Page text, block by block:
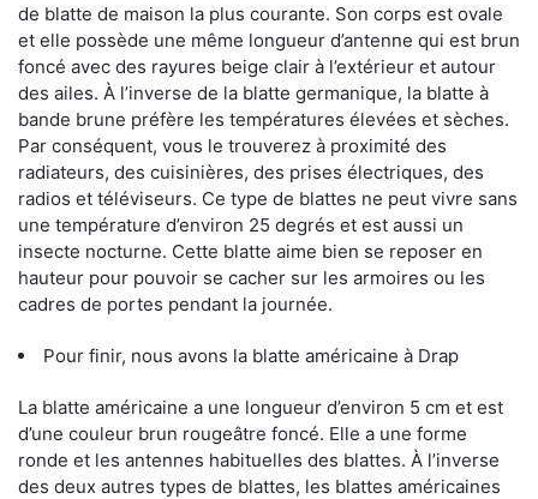
de blatte de maison la plus courante. Son corps est ovale
et elle possède une même longueur d’antenne qui est brun
foncé avec des rayures beige clair à l’extérieur et autour
des ailes. À l’inverse de la blatte germanique, la blatte à
bande brune préfère les températures élevées et sèches.
Par conséquent, vous le trouverez à proximité des
radiateurs, des cuisinières, des prises électriques, des
radios et téléviseurs. Ce type de blattes ne peut vivre sans
une température d’environ 25 degrés et est aussi un
insecte nocturne. Cette blatte aime bien se reposer en
hauteur pour pouvoir se cacher sur les armoires ou les
cadres de portes pendant la journée.
Pour finir, nous avons la blatte américaine à Drap
La blatte américaine a une longueur d’environ 5 cm et est
d’une couleur brun rougeâtre foncé. Elle a une forme
ronde et les antennes habituelles des blattes. À l’inverse
des deux autres types de blattes, les blattes américaines